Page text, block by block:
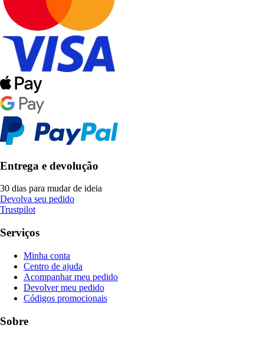
Entrega e devolução
30 dias para mudar de ideia
Devolva seu pedido
Trustpilot
Serviços
Minha conta
Centro de ajuda
Acompanhar meu pedido
Devolver meu pedido
Códigos promocionais
Sobre